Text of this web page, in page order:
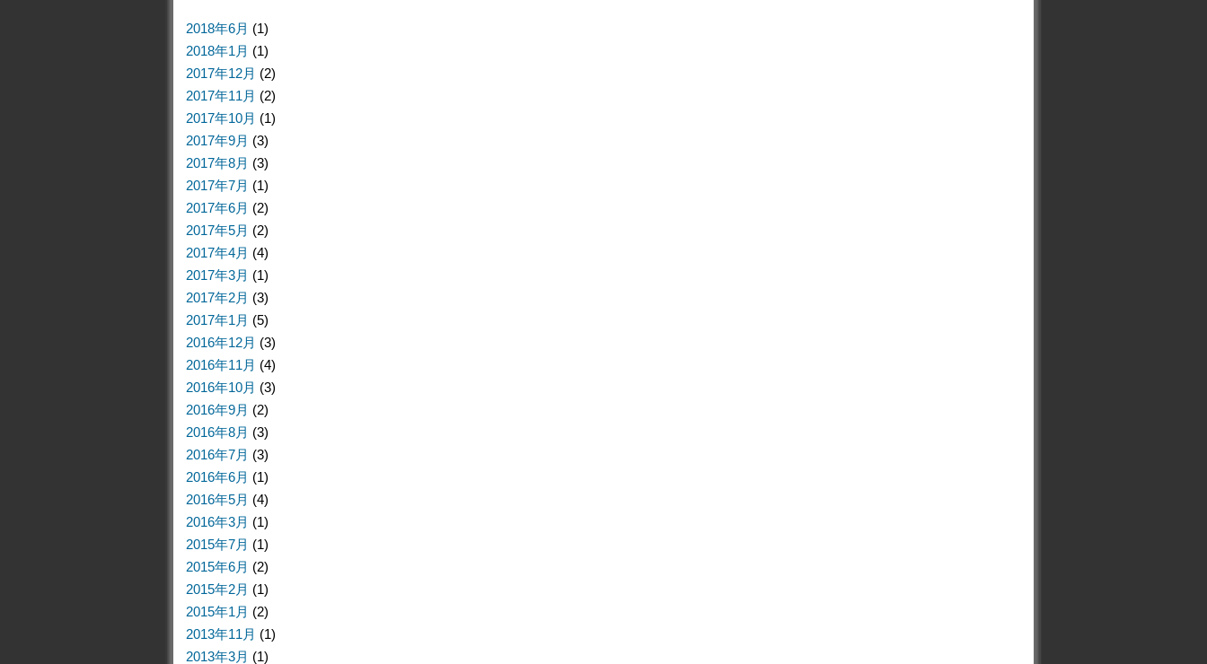
2018年6月 (1)
2018年1月 (1)
2017年12月 (2)
2017年11月 (2)
2017年10月 (1)
2017年9月 (3)
2017年8月 (3)
2017年7月 (1)
2017年6月 (2)
2017年5月 (2)
2017年4月 (4)
2017年3月 (1)
2017年2月 (3)
2017年1月 (5)
2016年12月 (3)
2016年11月 (4)
2016年10月 (3)
2016年9月 (2)
2016年8月 (3)
2016年7月 (3)
2016年6月 (1)
2016年5月 (4)
2016年3月 (1)
2015年7月 (1)
2015年6月 (2)
2015年2月 (1)
2015年1月 (2)
2013年11月 (1)
2013年3月 (1)